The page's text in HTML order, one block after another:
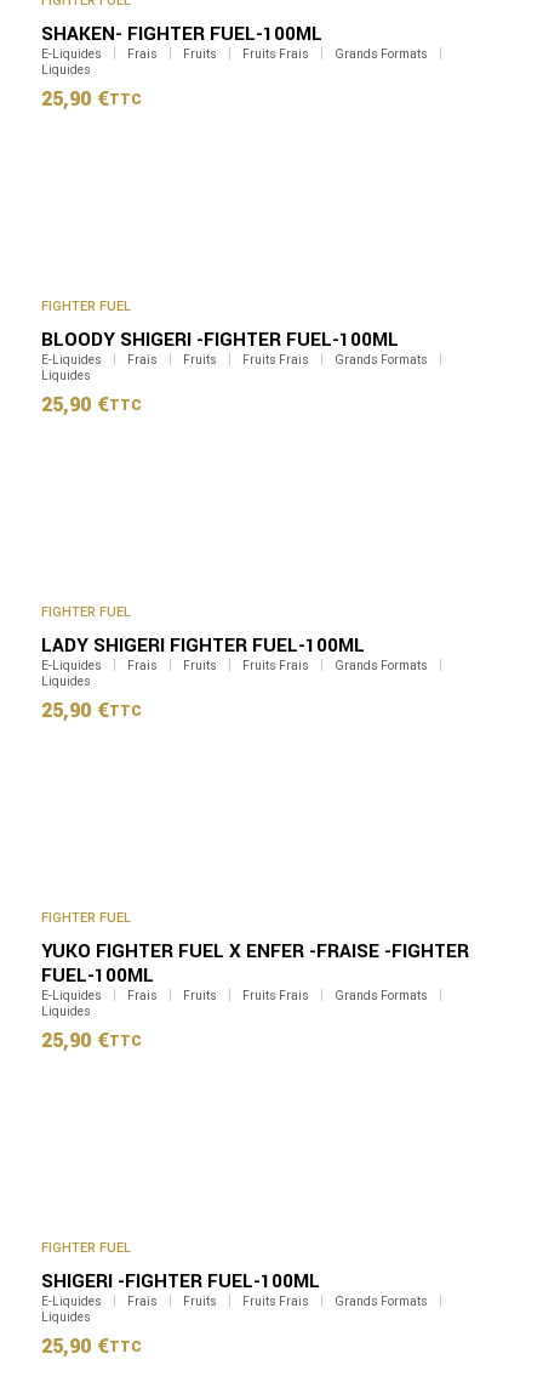
SHAKEN- FIGHTER FUEL-100ML
E-Liquides Frais Fruits Fruits Frais
Grands Formats
Liquides
25,90 €TTC
FIGHTER FUEL
BLOODY SHIGERI -FIGHTER FUEL-100ML
E-Liquides Frais Fruits Fruits Frais
Grands Formats
Liquides
25,90 €TTC
FIGHTER FUEL
LADY SHIGERI FIGHTER FUEL-100ML
E-Liquides Frais Fruits Fruits Frais
Grands Formats
Liquides
25,90 €TTC
FIGHTER FUEL
YUKO FIGHTER FUEL X ENFER -FRAISE -FIGHTER
FUEL-100ML
E-Liquides Frais Fruits Fruits Frais
Grands Formats
Liquides
25,90 €TTC
FIGHTER FUEL
SHIGERI -FIGHTER FUEL-100ML
E-Liquides Frais Fruits Fruits Frais
Grands Formats
Liquides
25,90 €TTC